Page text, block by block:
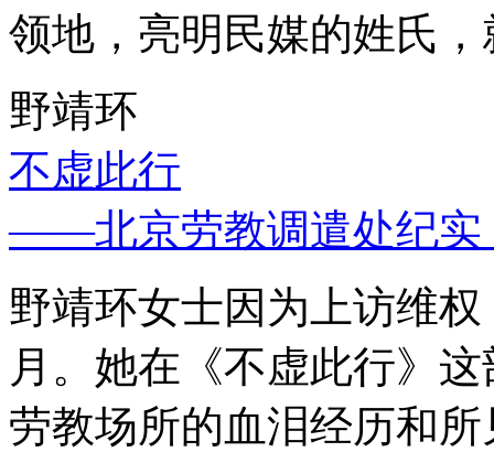
领地，亮明民媒的姓氏
野靖环
不虚此行
——北京劳教调遣处纪实
野靖环女士因为上访维
月。她在《不虚此行》
劳教场所的血泪经历和